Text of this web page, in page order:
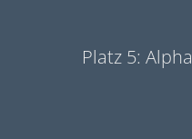
Platz 5: